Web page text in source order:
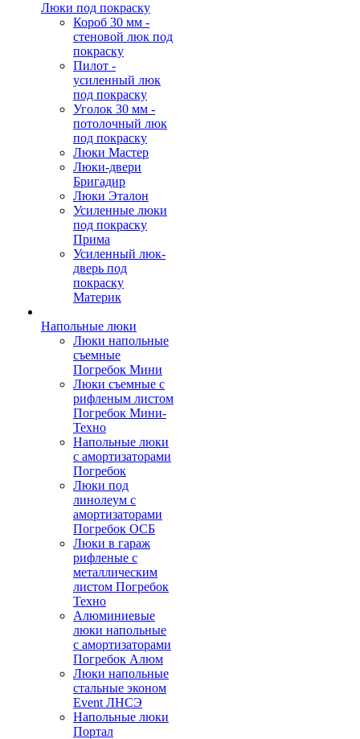
Люки под покраску
Короб 30 мм -
стеновой люк под
покраску
Пилот -
усиленный люк
под покраску
Уголок 30 мм -
потолочный люк
под покраску
Люки Мастер
Люки-двери
Бригадир
Люки Эталон
Усиленные люки
под покраску
Прима
Усиленный люк-
дверь под
покраску
Материк
Напольные люки
Люки напольные
съемные
Погребок Мини
Люки съемные с
рифленым листом
Погребок Мини-
Техно
Напольные люки
с амортизаторами
Погребок
Люки под
линолеум с
амортизаторами
Погребок ОСБ
Люки в гараж
рифленые с
металлическим
листом Погребок
Техно
Алюминиевые
люки напольные
с амортизаторами
Погребок Алюм
Люки напольные
стальные эконом
Event ЛНСЭ
Напольные люки
Портал